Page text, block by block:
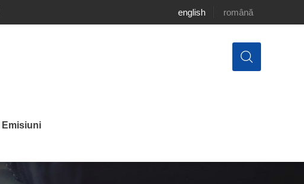
english română
Emisiuni